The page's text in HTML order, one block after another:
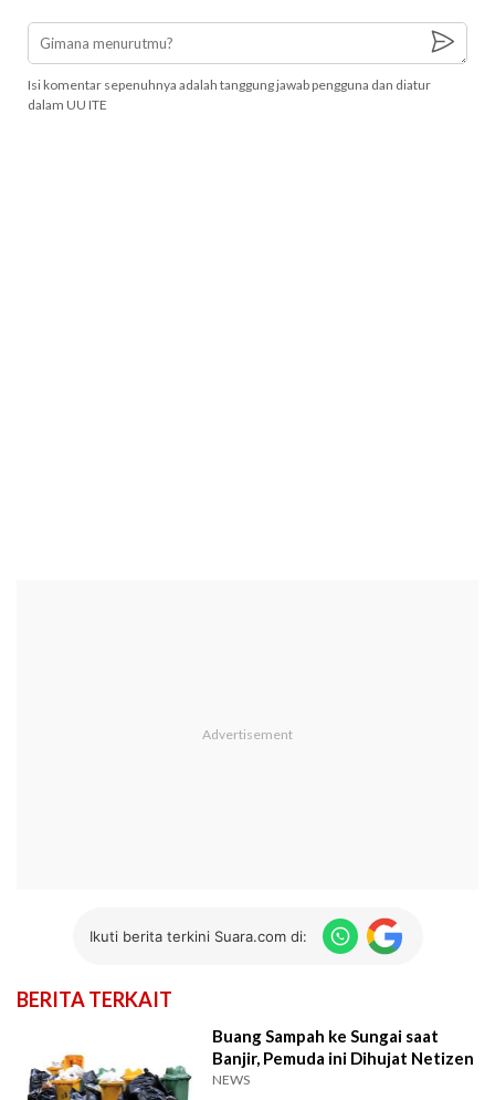
Isi komentar sepenuhnya adalah tanggung jawab pengguna dan diatur
dalam UU ITE
Ikuti berita terkini Suara.com di:
BERITA TERKAIT
Buang Sampah ke Sungai saat
Banjir, Pemuda ini Dihujat Netizen
NEWS